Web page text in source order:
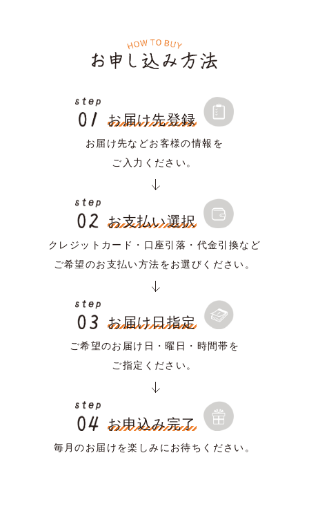
お届け先登録
お届け先などお客様の情報を
ご入力ください。
お支払い選択
クレジットカード・口座引落・代金引換など
ご希望のお支払い方法をお選びください。
お届け日指定
ご希望のお届け日・曜日・時間帯を
ご指定ください。
お申込み完了
毎月のお届けを楽しみにお待ちください。